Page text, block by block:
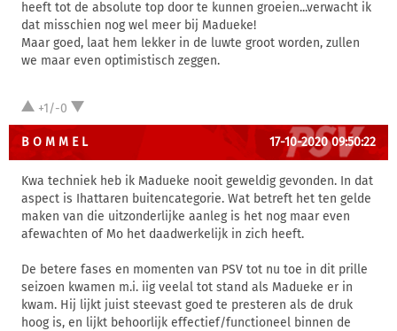
heeft tot de absolute top door te kunnen groeien...verwacht ik
dat misschien nog wel meer bij Madueke!
Maar goed, laat hem lekker in de luwte groot worden, zullen
we maar even optimistisch zeggen.
+1/-0
B O M M E L 17-10-2020 09:50:22
Kwa techniek heb ik Madueke nooit geweldig gevonden. In dat
aspect is Ihattaren buitencategorie. Wat betreft het ten gelde
maken van die uitzonderlijke aanleg is het nog maar even
afewachten of Mo het daadwerkelijk in zich heeft.
De betere fases en momenten van PSV tot nu toe in dit prille
seizoen kwamen m.i. iig veelal tot stand als Madueke er in
kwam. Hij lijkt juist steevast goed te presteren als de druk
hoog is, en lijkt behoorlijk effectief/functioneel binnen de